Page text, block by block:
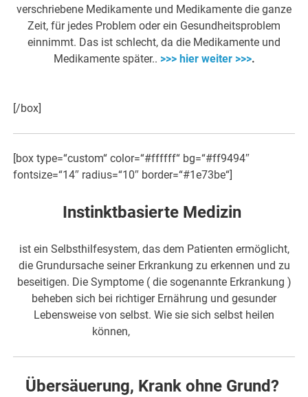
verschriebene Medikamente und Medikamente die ganze
Zeit, für jedes Problem oder ein Gesundheitsproblem
einnimmt. Das ist schlecht, da die Medikamente und
Medikamente später.. >>> hier weiter >>>.
[/box]
[box type=“custom“ color=“#ffffff“ bg=“#ff9494″
fontsize=“14″ radius=“10″ border=“#1e73be“]
Instinktbasierte Medizin
ist ein Selbsthilfesystem, das dem Patienten ermöglicht,
die Grundursache seiner Erkrankung zu erkennen und zu
beseitigen. Die Symptome ( die sogenannte Erkrankung )
beheben sich bei richtiger Ernährung und gesunder
Lebensweise von selbst. Wie sie sich selbst heilen
können,
Übersäuerung, Krank ohne Grund?